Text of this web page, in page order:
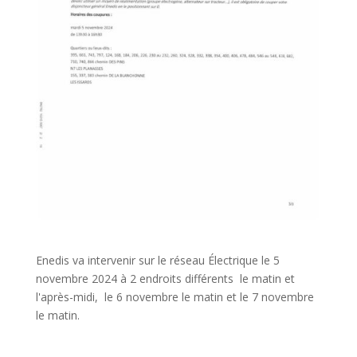
Enedis va intervenir sur le réseau Électrique le 5
novembre 2024 à 2 endroits différents le matin et
l'après-midi, le 6 novembre le matin et le 7 novembre
le matin.